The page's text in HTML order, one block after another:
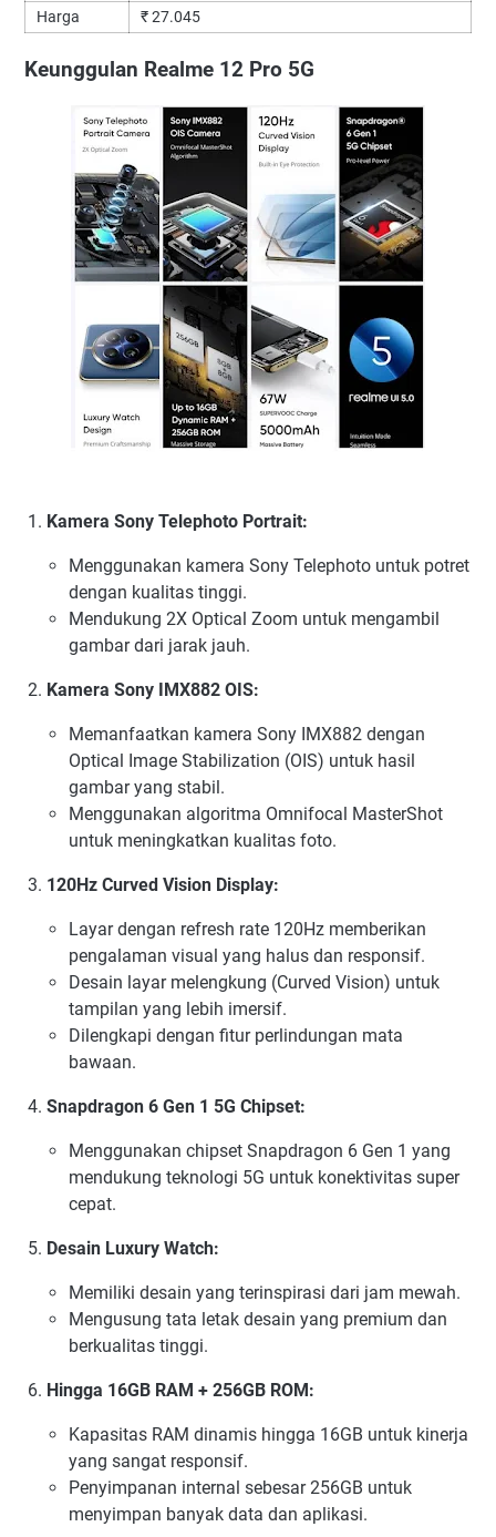
Harga ₹ 27.045
Keunggulan Realme 12 Pro 5G
Kamera Sony Telephoto Portrait:
Menggunakan kamera Sony Telephoto untuk potret
dengan kualitas tinggi.
Mendukung 2X Optical Zoom untuk mengambil
gambar dari jarak jauh.
Kamera Sony IMX882 OIS:
Memanfaatkan kamera Sony IMX882 dengan
Optical Image Stabilization (OIS) untuk hasil
gambar yang stabil.
Menggunakan algoritma Omnifocal MasterShot
untuk meningkatkan kualitas foto.
120Hz Curved Vision Display:
Layar dengan refresh rate 120Hz memberikan
pengalaman visual yang halus dan responsif.
Desain layar melengkung (Curved Vision) untuk
tampilan yang lebih imersif.
Dilengkapi dengan fitur perlindungan mata
bawaan.
Snapdragon 6 Gen 1 5G Chipset:
Menggunakan chipset Snapdragon 6 Gen 1 yang
mendukung teknologi 5G untuk konektivitas super
cepat.
Desain Luxury Watch:
Memiliki desain yang terinspirasi dari jam mewah.
Mengusung tata letak desain yang premium dan
berkualitas tinggi.
Hingga 16GB RAM + 256GB ROM:
Kapasitas RAM dinamis hingga 16GB untuk kinerja
yang sangat responsif.
Penyimpanan internal sebesar 256GB untuk
menyimpan banyak data dan aplikasi.